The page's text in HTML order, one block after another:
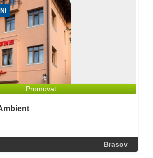
Promovat
Brasov